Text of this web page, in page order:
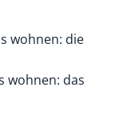
wohnen: die
wohnen: das